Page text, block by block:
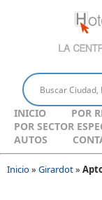
INICIO
POR
POR SECTOR
AUTOS
Inicio» Girardot»